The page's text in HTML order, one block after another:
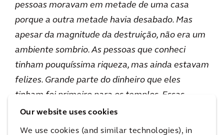
Our website uses cookies
We use cookies (and similar technologies), in
pessoas moravam em metade de uma casa
porque a outra metade havia desabado. Mas
apesar da magnitude da destruição, não era um
ambiente sombrio. As pessoas que conheci
tinham pouquíssima riqueza, mas ainda estavam
felizes. Grande parte do dinheiro que eles
tinham foi primeiro para os templos. Essas
foram as primeiras estruturas reparadas. Você
pode ver que as pessoas lá são realmente